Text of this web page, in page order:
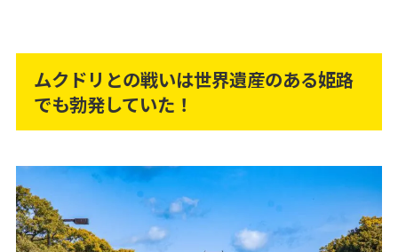
ムクドリとの戦いは世界遺産のある姫路
でも勃発していた！